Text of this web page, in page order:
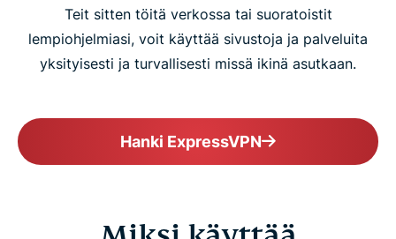
Teit sitten töitä verkossa tai suoratoistit
lempiohjelmiasi, voit käyttää sivustoja ja palveluita
yksityisesti ja turvallisesti missä ikinä asutkaan.
Hanki ExpressVPN